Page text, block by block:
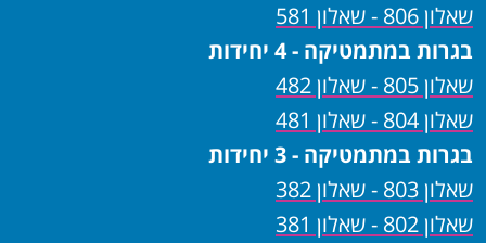
שאלון 806 - שאלון 581
בגרות במתמטיקה - 4 יחידות
שאלון 805 - שאלון 482
שאלון 804 - שאלון 481
בגרות במתמטיקה - 3 יחידות
שאלון 803 - שאלון 382
שאלון 802 - שאלון 381